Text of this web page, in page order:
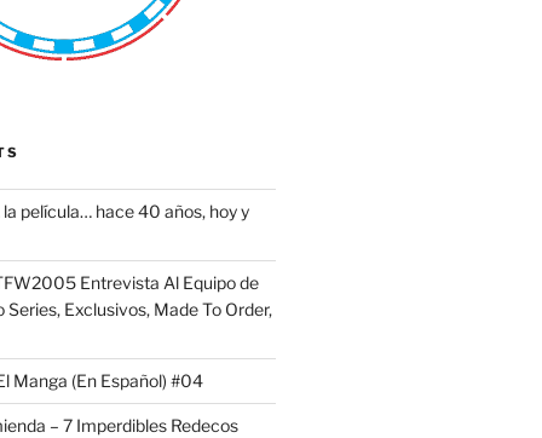
película… hace 40 años, hoy y
Entrevista Al Equipo de
Series, Exclusivos, Made To Order,
Manga (En Español) #04
– 7 Imperdibles Redecos